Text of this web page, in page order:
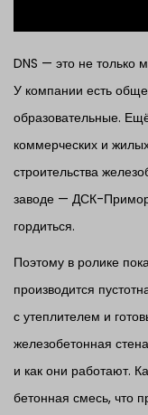
DNS — это не только
У компании есть
образовательные.
коммерческих и
строительства
заводе — ДСК-
гордиться.
Поэтому в ролике
производится
с утеплителем и
железобетонная
и как они работают.
бетонная смесь, что